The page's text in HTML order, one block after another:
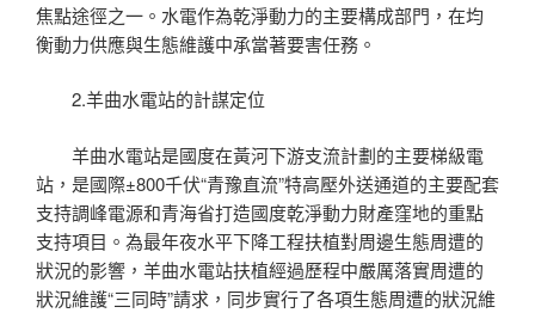
焦點途徑之一。水電作為乾淨動力的主要構成部門，在均
衡動力供應與生態維護中承當著要害任務。
2.羊曲水電站的計謀定位
羊曲水電站是國度在黃河下游支流計劃的主要梯級電
站，是國際±800千伏“青豫直流”特高壓外送通道的主要配套
支持調峰電源和青海省打造國度乾淨動力財產窪地的重點
支持項目。為最年夜水平下降工程扶植對周邊生態周遭的
狀況的影響，羊曲水電站扶植經過歷程中嚴厲落實周遭的
狀況維護“三同時”請求，同步實行了各項生態周遭的狀況維